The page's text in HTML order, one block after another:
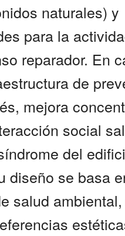
naturales) y
para la
reparador. En
de
mejora
social
del
diseño se basa
salud